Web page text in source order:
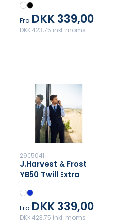
Fra DKK 339,00
DKK 423,75 inkl. moms
2905041
J.Harvest & Frost
YB50 Twill Extra
Fra DKK 339,00
DKK 423,75 inkl. moms